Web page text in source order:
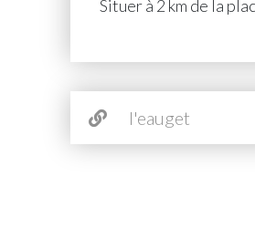
Situer à 2 km de la
l'eauget